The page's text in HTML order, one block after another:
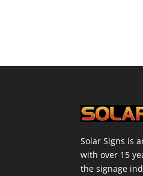
Solar Signs is
with over 15
the signage